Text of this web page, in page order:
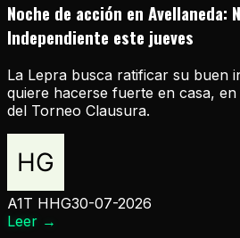
Noche de acción en Avellaneda:
Independiente este jueves
La Lepra busca ratificar su buen
quiere hacerse fuerte en casa,
del Torneo Clausura.
A1T HHG30-07-2026
Leer →